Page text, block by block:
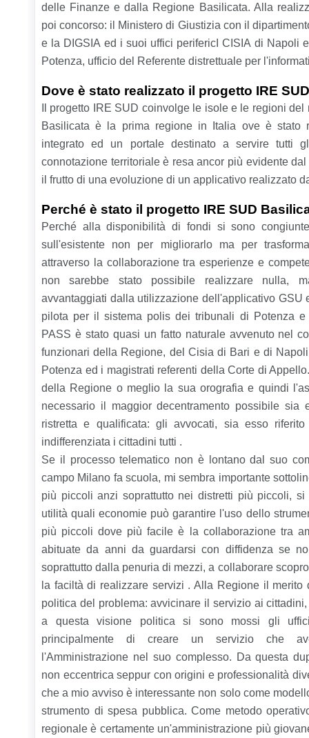
delle Finanze e dalla Regione Basilicata. Alla
poi concorso: il Ministero di Giustizia con il
e la DIGSIA ed i suoi uffici perifericI CISIA di Napoli
Potenza, ufficio del Referente distrettuale per
Dove è stato realizzato il progetto IRE
Il progetto IRE SUD coinvolge le isole e le regioni
Basilicata è la prima regione in Italia ove è stato
integrato ed un portale destinato a servire tutti
connotazione territoriale è resa ancor più evidente
il frutto di una evoluzione di un applicativo realizzato
Perché è stato il progetto IRE SUD
Perché alla disponibilità di fondi si sono
sull'esistente non per migliorarlo ma per
attraverso la collaborazione tra esperienze e
non sarebbe stato possibile realizzare nulla,
avvantaggiati dalla utilizzazione dell'applicativo GSU
pilota per il sistema polis dei tribunali di Potenza
PASS è stato quasi un fatto naturale avvenuto nel
funzionari della Regione, del Cisia di Bari e di
Potenza ed i magistrati referenti della Corte di
della Regione o meglio la sua orografia e quindi
necessario il maggior decentramento possibile sia
ristretta e qualificata: gli avvocati, sia esso
indifferenziata i cittadini tutti .
Se il processo telematico non è lontano dal suo
campo Milano fa scuola, mi sembra importante
più piccoli anzi soprattutto nei distretti più piccoli,
utilità quali economie può garantire l'uso dello
più piccoli dove più facile è la collaborazione tra
abituate da anni da guardarsi con diffidenza se
soprattutto dalla penuria di mezzi, a collaborare
la faciltà di realizzare servizi . Alla Regione il merito
politica del problema: avvicinare il servizio ai
a questa visione politica si sono mossi gli
principalmente di creare un servizio che
l'Amministrazione nel suo complesso. Da questa
non eccentrica seppur con origini e professionalità
che a mio avviso è interessante non solo come
strumento di spesa pubblica. Come metodo
regionale è certamente un'amministrazione più